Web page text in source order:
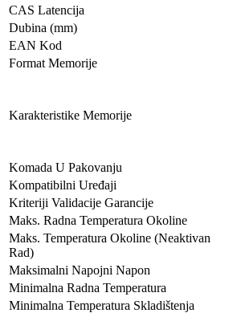
CAS Latencija
Dubina (mm)
EAN Kod
Format Memorije
Karakteristike Memorije
Komada U Pakovanju
Kompatibilni Uređaji
Kriteriji Validacije Garancije
Maks. Radna Temperatura Okoline
Maks. Temperatura Okoline (Neaktivan
Rad)
Maksimalni Napojni Napon
Minimalna Radna Temperatura
Minimalna Temperatura Skladištenja